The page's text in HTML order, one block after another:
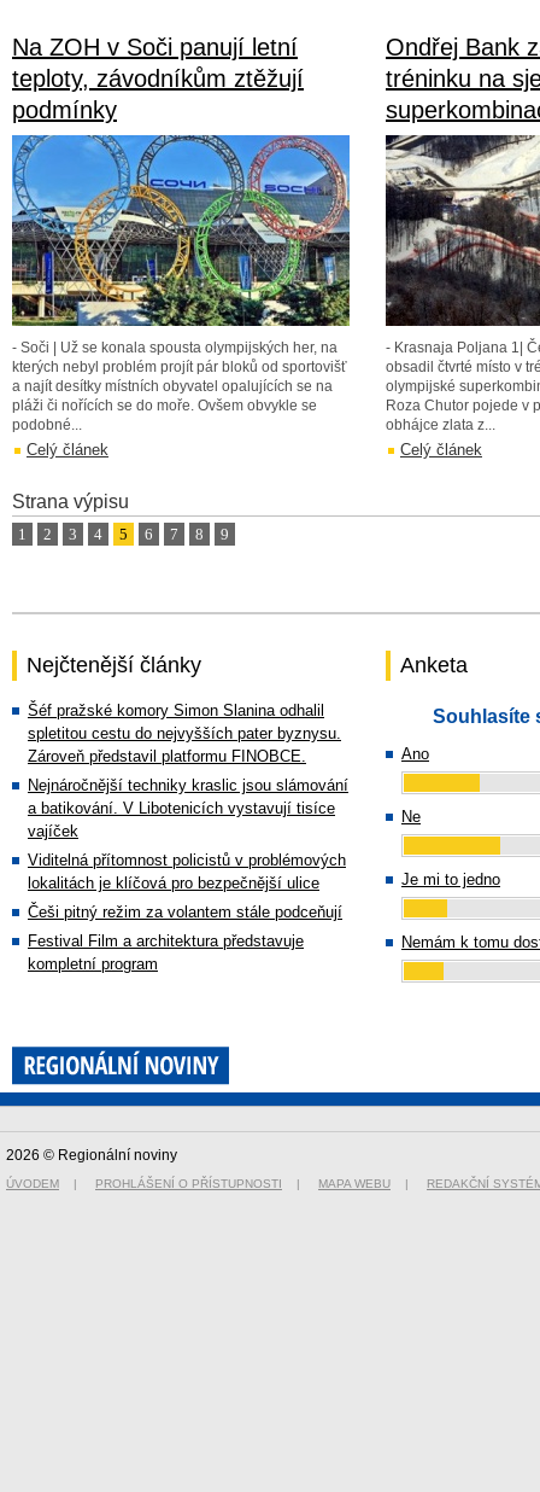
Na ZOH v Soči panují letní
teploty, závodníkům ztěžují
podmínky
- Soči | Už se konala spousta olympijských her, na
kterých nebyl problém projít pár bloků od sportovišť
a najít desítky místních obyvatel opalujících se na
pláži či nořících se do moře. Ovšem obvykle se
podobné...
Celý článek
Ondřej Bank
tréninku na
- Krasnaja Poljana 1|
obsadil čtvrté místo v
olympijské
Roza Chutor pojede v
obhájce zlata z...
Celý článek
Strana výpisu
1 2 3 4 5 6 7 8 9
Nejčtenější články
Šéf pražské komory Simon Slanina odhalil
spletitou cestu do nejvyšších pater byznysu.
Zároveň představil platformu FINOBCE.
Nejnáročnější techniky kraslic jsou slámování
a batikování. V Libotenicích vystavují tisíce
vajíček
Viditelná přítomnost policistů v problémových
lokalitách je klíčová pro bezpečnější ulice
Češi pitný režim za volantem stále podceňují
Festival Film a architektura představuje
kompletní program
Anketa
Souhlasíte
Ano
Ne
Je mi to jedno
Nemám k tomu
2026 © Regionální noviny
ÚVODEM | PROHLÁŠENÍ O PŘÍSTUPNOSTI | MAPA WEBU | REDAKČNÍ